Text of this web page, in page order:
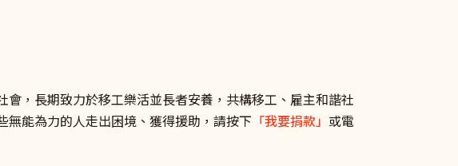
，長期致力於移工樂活並長者安養，共構移工、雇主和諧社
能為力的人走出困境、獲得援助，請按下 「我要捐款」 或電